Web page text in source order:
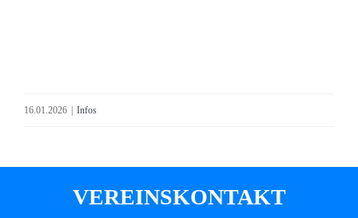
16.01.2026 Infos
VEREINSKONTAKT